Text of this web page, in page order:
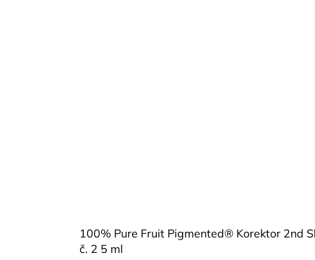
100% Pure Fruit Pigmented® Korektor 2nd
č. 2 5 ml